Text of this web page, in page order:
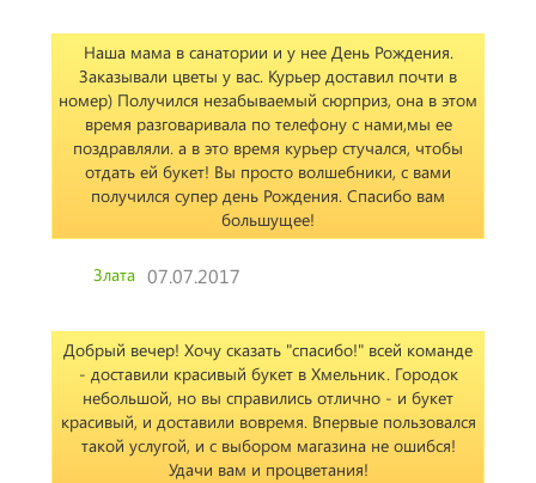
Наша мама в санатории и у нее День Рождения.
Заказывали цветы у вас. Курьер доставил почти в
номер) Получился незабываемый сюрприз, она в этом
время разговаривала по телефону с нами,мы ее
поздравляли. а в это время курьер стучался, чтобы
отдать ей букет! Вы просто волшебники, с вами
получился супер день Рождения. Спасибо вам
большущее!
Злата 07.07.2017
Добрый вечер! Хочу сказать "спасибо!" всей команде
- доставили красивый букет в Хмельник. Городок
небольшой, но вы справились отлично - и букет
красивый, и доставили вовремя. Впервые пользовался
такой услугой, и с выбором магазина не ошибся!
Удачи вам и процветания!